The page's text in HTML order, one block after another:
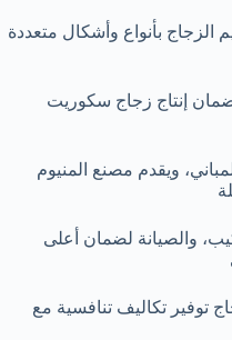
بأنواع وأشكال متعددة
إنتاج زجاج سكوريت
ويقدم مصنع المنيوم
والصيانة لضمان أعلى
توفير تكاليف تنافسية مع